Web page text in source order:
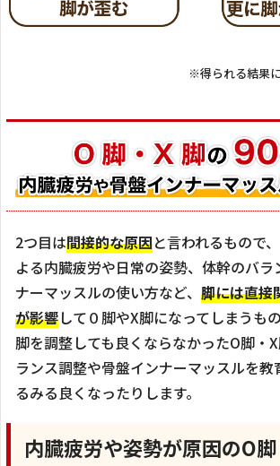
※得られる結果
2つ目は間接的な原因と言われるもので
よる内臓疲労や日常の姿勢、体幹のバラ
ナーマッスルの使い方など、 脚には直接
が影響して０脚やX脚になってしまうも
脚を調整しても良くならなかったO脚・
ランス調整や骨盤インナーマッスルを教
るみる良くなったりします。
内臓疲労や姿勢が原因のO